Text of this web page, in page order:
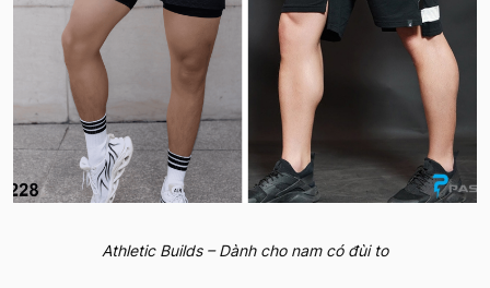
Athletic Builds – Dành cho nam có đùi to